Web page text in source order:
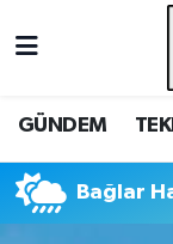
GÜNDEM
Bağlar
Nöbetçi